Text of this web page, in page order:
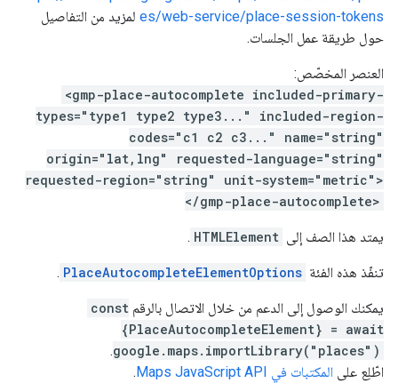
es/web-service/place-session-tokens لمزيد من التفاصيل
حول طريقة عمل الجلسات.
العنصر المخصّص:
<gmp-place-autocomplete included-primary-
types="type1 type2 type3..." included-region-
codes="c1 c2 c3..." name="string"
origin="lat,lng" requested-language="string"
requested-region="string" unit-system="metric">
</gmp-place-autocomplete>
يمتد هذا الصف إلى HTMLElement
.
تنفّذ هذه الفئة PlaceAutocompleteElementOptions
.
يمكنك الوصول إلى الدعم من خلال الاتصال بالرقم const
{PlaceAutocompleteElement} = await
google.maps.importLibrary("places")
.
اطّلِع على المكتبات في Maps JavaScript API .